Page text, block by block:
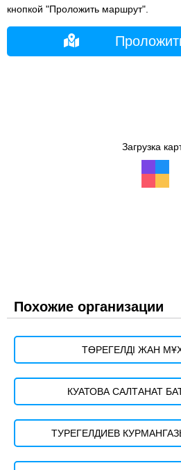
кнопкой "Проложить маршрут".
Загрузка
Похожие организации
ТӨРЕГЕЛДІ ЖАН
КУАТОВА САЛТАНАТ
ТУРЕГЕЛДИЕВ